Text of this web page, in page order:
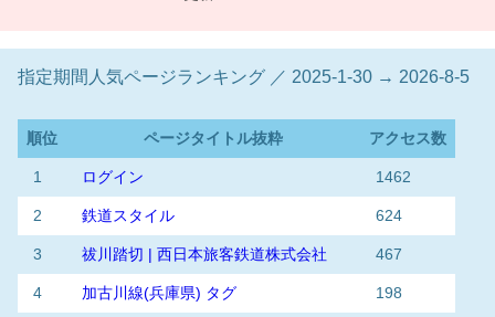
指定期間人気ページランキング ／ 2025-1-30 → 2026-8-5
順位 ページタイトル抜粋 アクセス数
1 ログイン 1462
2 鉄道スタイル 624
3 祓川踏切 | 西日本旅客鉄道株式会社 467
4 加古川線(兵庫県) タグ 198